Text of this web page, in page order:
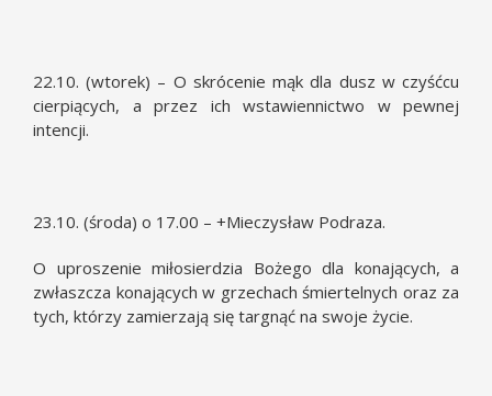
22.10. (wtorek) – O skrócenie mąk dla dusz w czyśćcu
cierpiących, a przez ich wstawiennictwo w pewnej
intencji.
23.10. (środa) o 17.00 – +Mieczysław Podraza.
O uproszenie miłosierdzia Bożego dla konających, a
zwłaszcza konających w grzechach śmiertelnych oraz za
tych, którzy zamierzają się targnąć na swoje życie.